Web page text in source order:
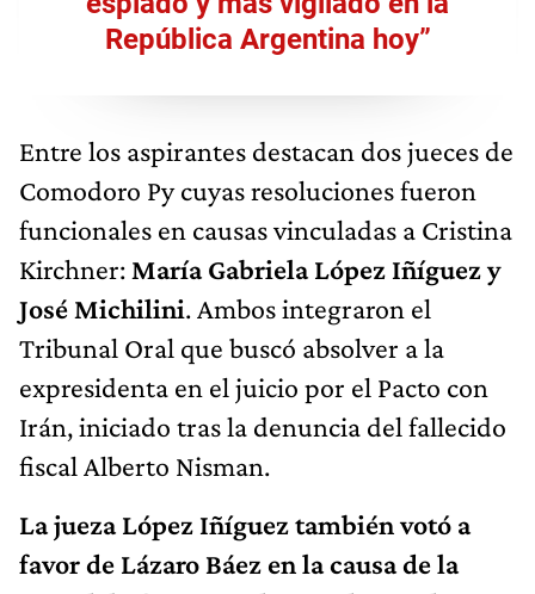
República Argentina hoy”
Entre los aspirantes destacan dos jueces de
Comodoro Py cuyas resoluciones fueron
funcionales en causas vinculadas a Cristina
Kirchner: María Gabriela López Iñíguez y
José Michilini. Ambos integraron el
Tribunal Oral que buscó absolver a la
expresidenta en el juicio por el Pacto con
Irán, iniciado tras la denuncia del fallecido
fiscal Alberto Nisman.
La jueza López Iñíguez también votó a
favor de Lázaro Báez en la causa de la